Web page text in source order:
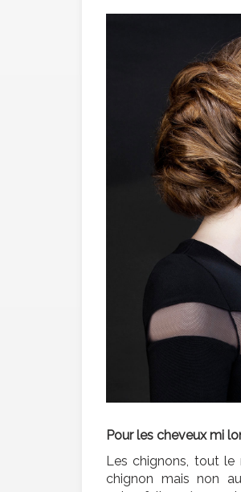
Pour les cheveux mi
Les chignons, tout le
chignon mais non